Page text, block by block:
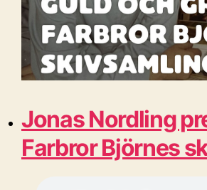
Jonas Nordling
Farbror Björnes